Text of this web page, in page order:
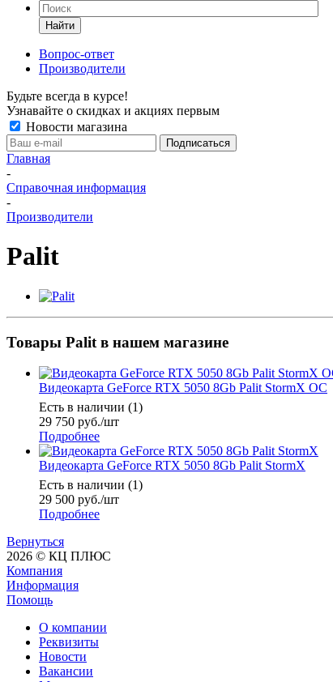
Найти
Вопрос-ответ
Производители
Будьте всегда в курсе!
Узнавайте о скидках и акциях первым
Новости магазина
Главная
-
Справочная информация
-
Производители
Palit
Товары Palit в нашем магазине
Видеокарта GeForce RTX 5050 8Gb Palit StormX OC
Есть в наличии (1)
29 750 руб./шт
Подробнее
Видеокарта GeForce RTX 5050 8Gb Palit StormX
Есть в наличии (1)
29 500 руб./шт
Подробнее
Вернуться
2026 © КЦ ПЛЮС
Компания
Информация
Помощь
О компании
Реквизиты
Новости
Вакансии